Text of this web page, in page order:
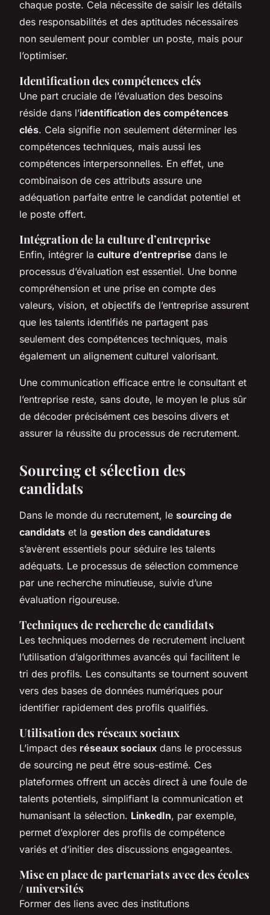
chaque poste. Cela nécessite de saisir les détails
des responsabilités et des aptitudes nécessaires
non seulement pour combler un poste, mais pour
l’optimiser.
Identification des compétences clés
Une part cruciale de l’évaluation des besoins
réside dans l’identification des compétences
clés. Cela signifie non seulement déterminer les
compétences techniques, mais aussi les
compétences interpersonnelles. En effet, une
combinaison de ces attributs assure une
adéquation parfaite entre le candidat potentiel et
le poste offert.
Intégration de la culture d’entreprise
Enfin, intégrer la culture d’entreprise dans le
processus d’évaluation est essentiel. Une bonne
compréhension et une prise en compte des
valeurs, vision, et objectifs de l’entreprise assurent
que les talents identifiés ne partagent pas
seulement des compétences techniques, mais
également un alignement culturel valorisant.
Une communication efficace entre le consultant et
l’entreprise reste, sans doute, le moyen le plus sûr
de décoder précisément ces besoins divers et
assurer la réussite du processus de recrutement.
Sourcing et sélection des
candidats
Dans le monde du recrutement, le sourcing de
candidats et la gestion des candidatures
s’avèrent essentiels pour séduire les talents
adéquats. Le processus de sélection commence
par une recherche minutieuse, suivie d’une
évaluation rigoureuse.
Techniques de recherche de candidats
Les techniques modernes de recrutement incluent
l’utilisation d’algorithmes avancés qui facilitent le
tri des profils. Les consultants se tournent souvent
vers des bases de données numériques pour
identifier rapidement des profils qualifiés.
Utilisation des réseaux sociaux
L’impact des réseaux sociaux dans le processus
de sourcing ne peut être sous-estimé. Ces
plateformes offrent un accès direct à une foule de
talents potentiels, simplifiant la communication et
humanisant la sélection. LinkedIn, par exemple,
permet d’explorer des profils de compétence
variés et d’initier des discussions engageantes.
Mise en place de partenariats avec des écoles
/ universités
Former des liens avec des institutions